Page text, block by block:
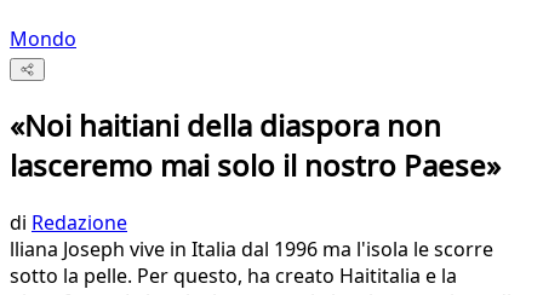
Mondo
«Noi haitiani della diaspora non
lasceremo mai solo il nostro Paese»
di Redazione
lliana Joseph vive in Italia dal 1996 ma l'isola le scorre
sotto la pelle. Per questo, ha creato Haititalia e la